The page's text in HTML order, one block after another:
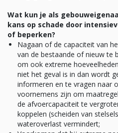
Wat kun je als
kans op schade door
of beperken?
Nagaan of de capaciteit van
van de bestaande of nieuw te
om ook extreme
niet het geval is in dan wordt
informeren en te vragen naar
voornemens zijn om
de afvoercapaciteit te
koppelen (scheiden van
wateroverlast vermindert;